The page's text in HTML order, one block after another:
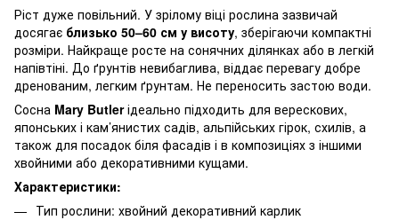
Ріст дуже повільний. У зрілому віці рослина зазвичай
досягає близько 50–60 см у висоту, зберігаючи компактні
розміри. Найкраще росте на сонячних ділянках або в легкій
напівтіні. До ґрунтів невибаглива, віддає перевагу добре
дренованим, легким ґрунтам. Не переносить застою води.
Сосна Mary Butlerідеально підходить для верескових,
японських і кам’янистих садів, альпійських гірок, схилів, а
також для посадок біля фасадів і в композиціях з іншими
хвойними або декоративними кущами.
Характеристики:
Тип рослини: хвойний декоративний карлик